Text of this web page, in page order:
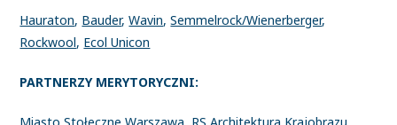
Hauraton, Bauder,Wavin,Semmelrock/Wienerberger,
Rockwool, Ecol Unicon
PARTNERZY MERYTORYCZNI: